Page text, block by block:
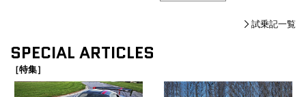
試乗記一覧
SPECIAL ARTICLES
［特集］